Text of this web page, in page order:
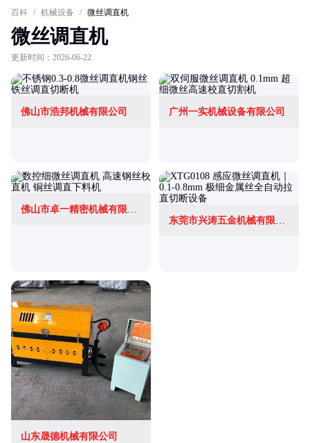
百科 / 机械设备 / 微丝调直机
微丝调直机
更新时间：2026-06-22
佛山市浩邦机械有限公司 广州一实机械设备有限公司
佛山市卓一精密机械有限公司
东莞市兴涛五金机械有限公司
山东晟德机械有限公司